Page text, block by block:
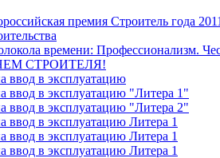
премия Строитель года
времени: Профессионализм.
СТРОИТЕЛЯ!
ввод в эксплуатацию
ввод в эксплуатацию "Литера 1"
ввод в эксплуатацию "Литера 2"
ввод в эксплуатацию Литера 1
ввод в эксплуатацию Литера 1
ввод в эксплуатацию Литера 1